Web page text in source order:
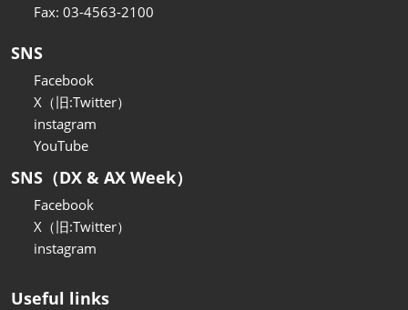
Fax: 03-4563-2100
SNS
Facebook
X（旧:Twitter）
instagram
YouTube
SNS（DX & AX Week）
Facebook
X（旧:Twitter）
instagram
Useful links